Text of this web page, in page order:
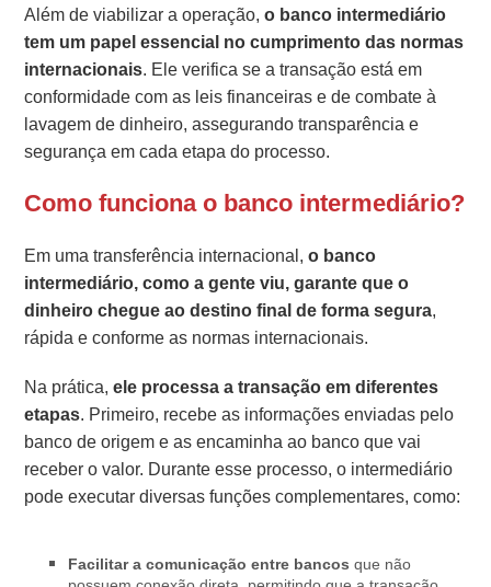
Além de viabilizar a operação,o banco intermediário
tem um papel essencial no cumprimento das normas
internacionais. Ele verifica se a transação está em
conformidade com as leis financeiras e de combate à
lavagem de dinheiro, assegurando transparência e
segurança em cada etapa do processo.
Como funciona o banco intermediário?
Em uma transferência internacional,o banco
intermediário, como a gente viu, garante que o
dinheiro chegue ao destino final de forma segura,
rápida e conforme as normas internacionais.
Na prática,ele processa a transação em diferentes
etapas. Primeiro, recebe as informações enviadas pelo
banco de origem e as encaminha ao banco que vai
receber o valor. Durante esse processo, o intermediário
pode executar diversas funções complementares, como:
Facilitar a comunicação entre bancos que não